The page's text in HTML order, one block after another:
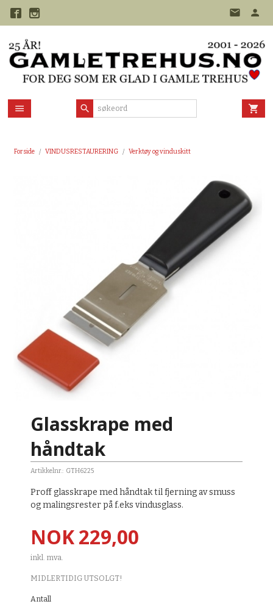
Forside VINDUSRESTAURERING Verktøy og vinduskitt
Glasskrape med
håndtak
Artikkelnr.: GTH6225
Proff glasskrape med håndtak til fjerning av smuss
og malingsrester på f.eks vindusglass.
Pris
NOK229,00
inkl. mva.
MIDLERTIDIG UTSOLGT!
Antall